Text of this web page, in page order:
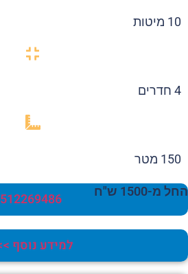
10 מיטות
150 מטר
מ-1500 ש"ח 0512269486
למידע נוסף >>